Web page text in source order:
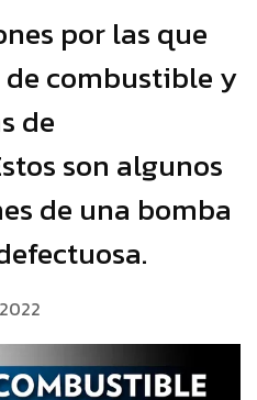
por las que
combustible y
de
son algunos
de una bomba